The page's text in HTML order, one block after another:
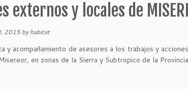
y locales de
2015 byhabitat
de asesores a los trabajos y
en zonas de la Sierra y Subtropico de la